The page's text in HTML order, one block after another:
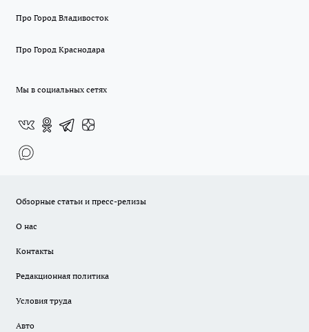
Про Город Владивосток
Про Город Краснодара
Мы в социальных сетях
Обзорные статьи и пресс-релизы
О нас
Контакты
Редакционная политика
Условия труда
Авто